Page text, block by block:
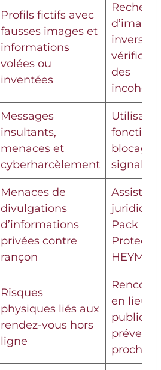
Profils fictifs avec
fausses images et
informations
volées ou
inventées
d’images
des
Messages
insultants,
menaces et
cyberharcèlement
blocage
Menaces de
divulgations
d’informations
privées contre
rançon
Pack
HEYME
Risques
physiques liés aux
rendez-vous hors
ligne
en lieux
publics,
prévenir
proche